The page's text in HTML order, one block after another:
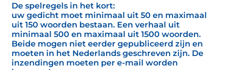
De spelregels in het kort:
uw gedicht moet minimaal uit 50 en maximaal
uit 150 woorden bestaan. Een verhaal uit
minimaal 500 en maximaal uit 1500 woorden.
Beide mogen niet eerder gepubliceerd zijn en
moeten in het Nederlands geschreven zijn. De
inzendingen moeten per e-mail worden